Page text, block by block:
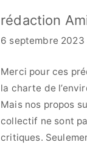
rédaction
6 septembre 2023
Merci pour ces
la charte de
Mais nos propos
collectif ne sont
critiques.